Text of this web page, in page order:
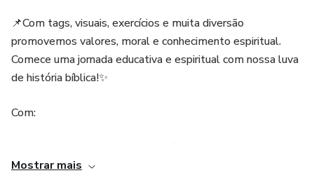
📌Com tags, visuais, exercícios e muita diversão
promovemos valores, moral e conhecimento espiritual.
Comece uma jornada educativa e espiritual com nossa luva
de história bíblica!✨
Com:
Mostrar mais